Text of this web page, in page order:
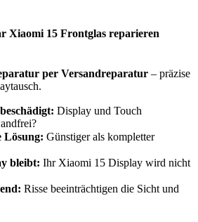
Xiaomi 15 Frontglas reparieren
per Versandreparatur – präzise
Display und Touch
Lösung: Günstiger als kompletter
bleibt: Ihr Xiaomi 15 Display wird nicht
Risse beeinträchtigen die Sicht und